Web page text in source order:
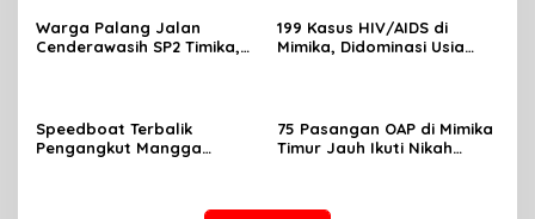
Warga Palang Jalan
Cenderawasih SP2 Timika,
199 Kasus HIV/AIDS di
Mimika, Didominasi Usia
Speedboat Terbalik
Pengangkut Mangga
75 Pasangan OAP di Mimika
Timur Jauh Ikuti Nikah